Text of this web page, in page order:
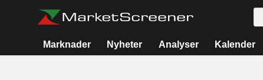
Marknader Nyheter Analyser Kalender